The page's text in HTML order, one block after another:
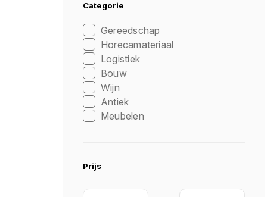
Categorie
Gereedschap
Horecamateriaal
Logistiek
Bouw
Wijn
Antiek
Meubelen
Prijs